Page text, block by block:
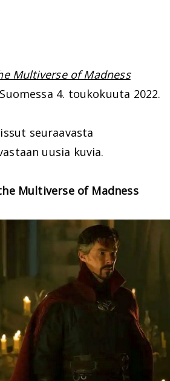
Multiverse of Madness
4. toukokuuta 2022.
seuraavasta
uusia kuvia.
Multiverse of Madness